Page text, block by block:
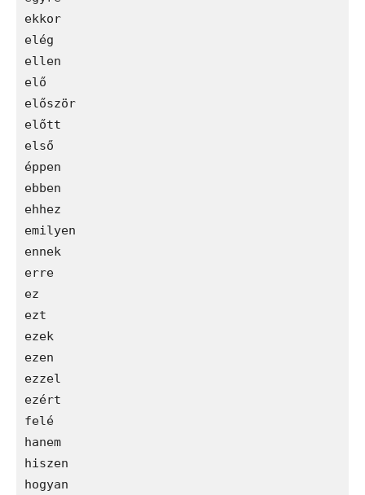
ekkor
elég
ellen
elő
először
előtt
első
éppen
ebben
ehhez
emilyen
ennek
erre
ez
ezt
ezek
ezen
ezzel
ezért
felé
hanem
hiszen
hogyan